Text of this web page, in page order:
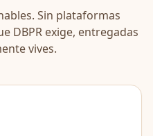
Sin plataformas
DBPR exige, entregadas
vives.